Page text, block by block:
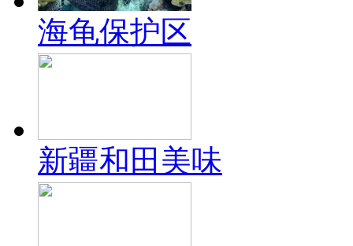
海龟保护区
新疆和田美味